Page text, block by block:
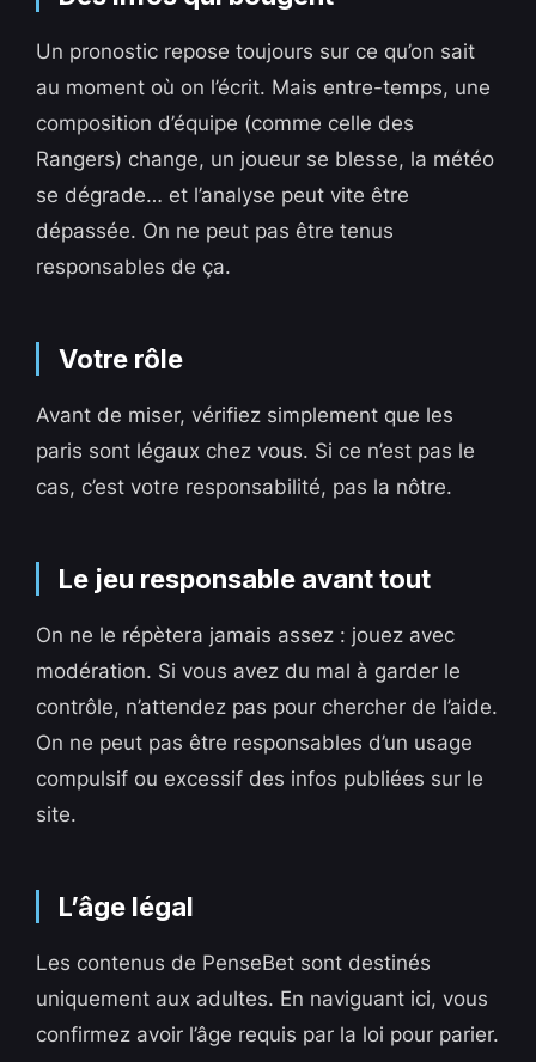
Un pronostic repose toujours sur ce qu’on sait
au moment où on l’écrit. Mais entre-temps, une
composition d’équipe (comme celle des
Rangers) change, un joueur se blesse, la météo
se dégrade… et l’analyse peut vite être
dépassée. On ne peut pas être tenus
responsables de ça.
Votre rôle
Avant de miser, vérifiez simplement que les
paris sont légaux chez vous. Si ce n’est pas le
cas, c’est votre responsabilité, pas la nôtre.
Le jeu responsable avant tout
On ne le répètera jamais assez : jouez avec
modération. Si vous avez du mal à garder le
contrôle, n’attendez pas pour chercher de l’aide.
On ne peut pas être responsables d’un usage
compulsif ou excessif des infos publiées sur le
site.
L’âge légal
Les contenus de PenseBet sont destinés
uniquement aux adultes. En naviguant ici, vous
confirmez avoir l’âge requis par la loi pour parier.